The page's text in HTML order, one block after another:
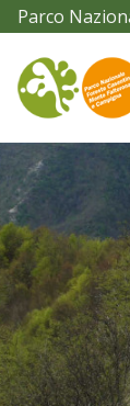
Parco